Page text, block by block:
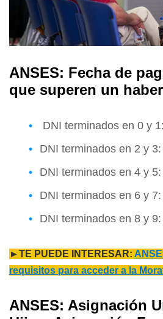
ANSES: Fecha de
que superen un
DNI terminados en 0 y
DNI terminados en 2 y
DNI terminados en 4 y
DNI terminados en 6 y
DNI terminados en 8 y
►TE PUEDE INTERESAR:
requisitos para acceder a la
ANSES: Asignación